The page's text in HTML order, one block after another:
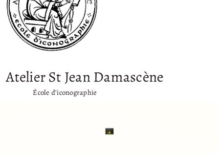
Atelier St Jean Damascène
École d’iconographie